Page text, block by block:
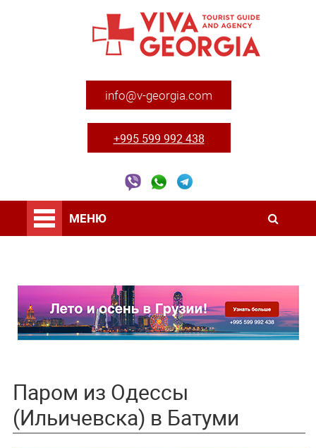
info@v-georgia.com
+995 599 992 438
МЕНЮ
Паром из Одессы
(Ильичевска) в Батуми